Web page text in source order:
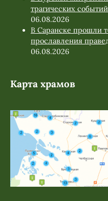
трагических
06.08.2026
В Саранске прошли
прославления
06.08.2026
Карта храмов